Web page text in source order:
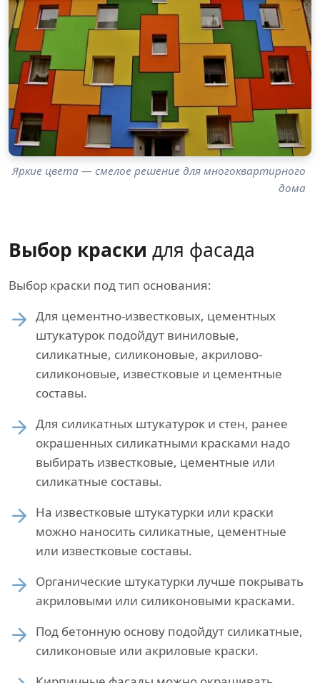
Яркие цвета — смелое решение для многоквартирного
дома
Выбор краски для фасада
Выбор краски под тип основания:
Для цементно-известковых, цементных
штукатурок подойдут виниловые,
силикатные, силиконовые, акрилово-
силиконовые, известковые и цементные
составы.
Для силикатных штукатурок и стен, ранее
окрашенных силикатными красками надо
выбирать известковые, цементные или
силикатные составы.
На известковые штукатурки или краски
можно наносить силикатные, цементные
или известковые составы.
Органические штукатурки лучше покрывать
акриловыми или силиконовыми красками.
Под бетонную основу подойдут силикатные,
силиконовые или акриловые краски.